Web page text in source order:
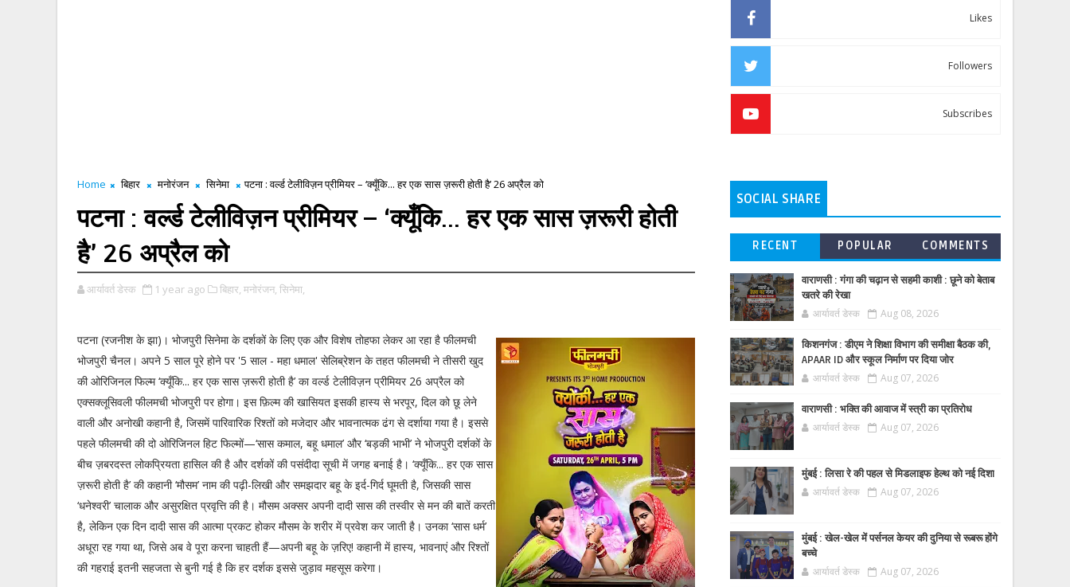
Home बिहार मनोरंजन सिनेमा पटना : वर्ल्ड टेलीविज़न प्रीमियर – ‘क्यूँकि... हर एक सास ज़रूरी होती है’ 26 अप्रैल को
पटना : वर्ल्ड टेलीविज़न प्रीमियर – ‘क्यूँकि... हर एक सास ज़रूरी होती
है’ 26 अप्रैल को
आर्यावर्त डेस्क 1 year ago बिहार, मनोरंजन, सिनेमा,
पटना (रजनीश के झा)। भोजपुरी सिनेमा के दर्शकों के लिए एक और विशेष तोहफा लेकर आ रहा है फीलमची
भोजपुरी चैनल। अपने 5 साल पूरे होने पर '5 साल - महा धमाल' सेलिब्रेशन के तहत फीलमची ने तीसरी खुद
की ओरिजिनल फिल्म ‘क्यूँकि... हर एक सास ज़रूरी होती है’ का वर्ल्ड टेलीविज़न प्रीमियर 26 अप्रैल को
एक्सक्लूसिवली फीलमची भोजपुरी पर होगा। इस फ़िल्म की खासियत इसकी हास्य से भरपूर, दिल को छू लेने
वाली और अनोखी कहानी है, जिसमें पारिवारिक रिश्तों को मजेदार और भावनात्मक ढंग से दर्शाया गया है। इससे
पहले फीलमची की दो ओरिजिनल हिट फिल्मों—‘सास कमाल, बहू धमाल’ और ‘बड़की भाभी’ ने भोजपुरी दर्शकों के
बीच ज़बरदस्त लोकप्रियता हासिल की है और दर्शकों की पसंदीदा सूची में जगह बनाई है। ‘क्यूँकि... हर एक सास
ज़रूरी होती है’ की कहानी ‘मौसम’ नाम की पढ़ी-लिखी और समझदार बहू के इर्द-गिर्द घूमती है, जिसकी सास
‘धनेश्वरी’ चालाक और असुरक्षित प्रवृत्ति की है। मौसम अक्सर अपनी दादी सास की तस्वीर से मन की बातें करती
है, लेकिन एक दिन दादी सास की आत्मा प्रकट होकर मौसम के शरीर में प्रवेश कर जाती है। उनका ‘सास धर्म’
अधूरा रह गया था, जिसे अब वे पूरा करना चाहती हैं—अपनी बहू के ज़रिए! कहानी में हास्य, भावनाएं और रिश्तों
की गहराई इतनी सहजता से बुनी गई है कि हर दर्शक इससे जुड़ाव महसूस करेगा।
Likes
Followers
Subscribes
SOCIAL SHARE
RECENT POPULAR COMMENTS
वाराणसी : गंगा की चढ़ान से सहमी काशी : छूने को बेताब
खतरे की रेखा
आर्यावर्त डेस्क Aug 08, 2026
किशनगंज : डीएम ने शिक्षा विभाग की समीक्षा बैठक की,
APAAR ID और स्कूल निर्माण पर दिया जोर
आर्यावर्त डेस्क Aug 07, 2026
वाराणसी : भक्ति की आवाज में स्त्री का प्रतिरोध
आर्यावर्त डेस्क Aug 07, 2026
मुंबई : लिसा रे की पहल से मिडलाइफ हेल्थ को नई दिशा
आर्यावर्त डेस्क Aug 07, 2026
मुंबई : खेल-खेल में पर्सनल केयर की दुनिया से रूबरू होंगे
बच्चे
आर्यावर्त डेस्क Aug 07, 2026